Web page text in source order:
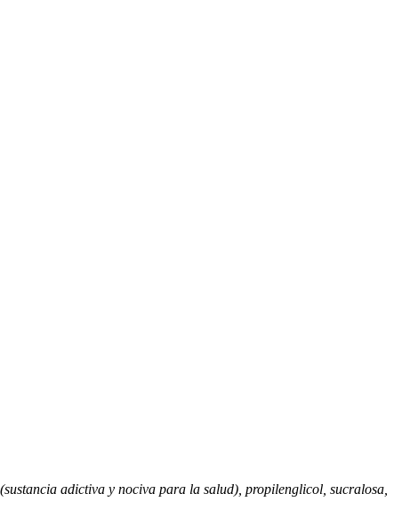
adictiva y nociva para la salud), propilenglicol, sucralosa,